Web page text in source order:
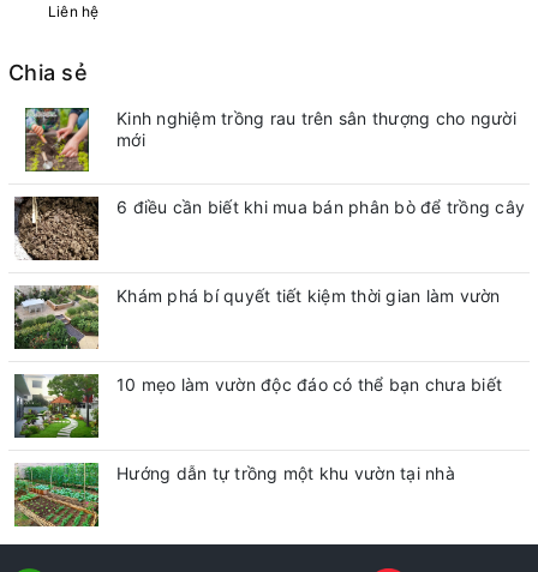
Liên hệ
Chia sẻ
Kinh nghiệm trồng rau trên sân thượng cho người
mới
6 điều cần biết khi mua bán phân bò để trồng cây
Khám phá bí quyết tiết kiệm thời gian làm vườn
10 mẹo làm vườn độc đáo có thể bạn chưa biết
Hướng dẫn tự trồng một khu vườn tại nhà